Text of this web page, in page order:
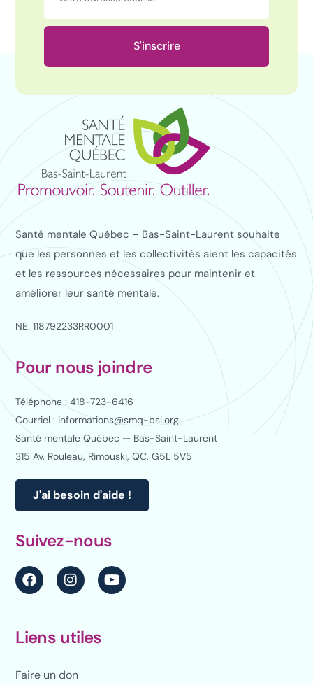
S'inscrire
Santé mentale Québec – Bas-Saint-Laurent souhaite
que les personnes et les collectivités aient les capacités
et les ressources nécessaires pour maintenir et
améliorer leur santé mentale.
NE: 118792233RR0001
Pour nous joindre
Téléphone : 418-723-6416
Courriel : informations@smq-bsl.org
Santé mentale Québec — Bas-Saint-Laurent
315 Av. Rouleau, Rimouski, QC, G5L 5V5
J'ai besoin d'aide !
Suivez-nous
Liens utiles
Faire un don